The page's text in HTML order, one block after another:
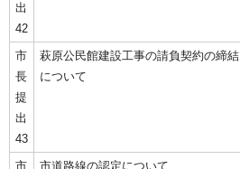
出
42
市
長
提
出
43
萩原公民館建設工事の請負契約の締結
について
市
市道路線の認定について